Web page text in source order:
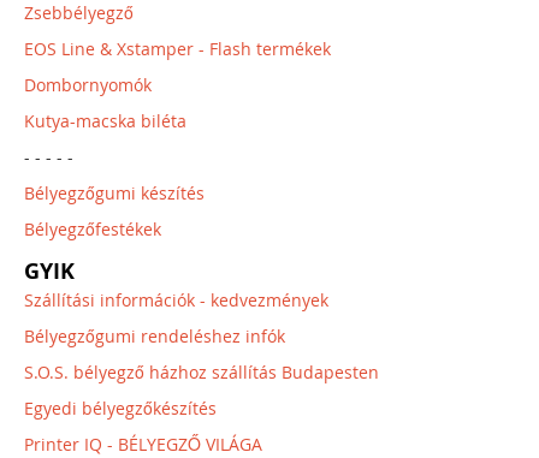
Zsebbélyegző
EOS Line & Xstamper - Flash termékek
Dombornyomók
Kutya-macska biléta
- - - - -
Bélyegzőgumi készítés
Bélyegzőfestékek
GYIK
Szállítási információk - kedvezmények
Bélyegzőgumi rendeléshez infók
S.O.S. bélyegző házhoz szállítás Budapesten
Egyedi bélyegzőkészítés
Printer IQ - BÉLYEGZŐ VILÁGA